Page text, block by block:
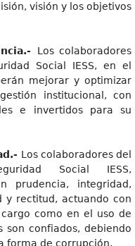
visión y los objetivos
Los colaboradores
Social IESS, en el
mejorar y optimizar
institucional, con
e invertidos para su
Los colaboradores del
Social IESS,
prudencia, integridad,
y rectitud, actuando con
como en el uso de
son confiados, debiendo
forma de corrupción.